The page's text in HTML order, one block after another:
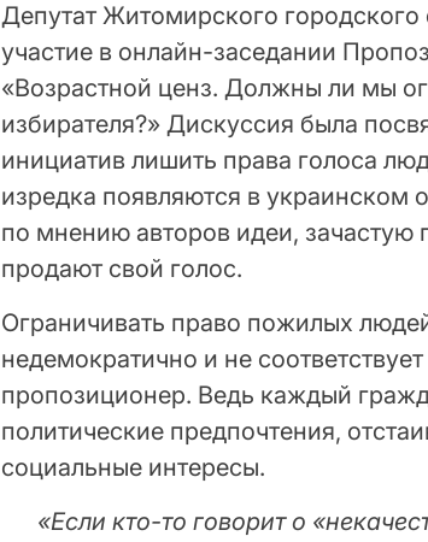
Депутат Житомирского
участие в онлайн-заседании
«Возрастной ценз. Должны ли мы
избирателя?» Дискуссия была
инициатив лишить права голоса
изредка появляются в украинском
по мнению авторов идеи, зачастую
продают свой голос.
Ограничивать право пожилых
недемократично и не
пропозиционер. Ведь каждый
политические предпочтения,
социальные интересы.
«Если кто-то говорит о